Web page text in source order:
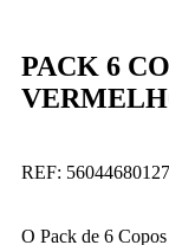
PACK 6
REF:
O Pack de 6